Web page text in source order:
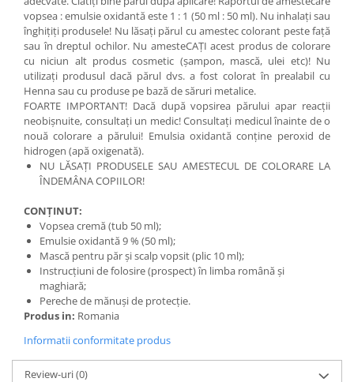
vopsea : emulsie oxidantă este 1 : 1 (50 ml : 50 ml). Nu inhalaţi sau
înghiţiţi produsele! Nu lăsaţi părul cu amestec colorant peste faţă
sau în dreptul ochilor. Nu amesteCAȚI acest produs de colorare
cu niciun alt produs cosmetic (şampon, mască, ulei etc)! Nu
utilizaţi produsul dacă părul dvs. a fost colorat în prealabil cu
Henna sau cu produse pe bază de săruri metalice.
FOARTE IMPORTANT! Dacă după vopsirea părului apar reacţii
neobișnuite, consultați un medic! Consultaţi medicul înainte de o
nouă colorare a părului! Emulsia oxidantă conţine peroxid de
hidrogen (apă oxigenată).
NU LĂSAŢI PRODUSELE SAU AMESTECUL DE COLORARE LA
ÎNDEMÂNA COPIILOR!
CONȚINUT:
Vopsea cremă (tub 50 ml);
Emulsie oxidantă 9 % (50 ml);
Mască pentru păr și scalp vopsit (plic 10 ml);
Instrucţiuni de folosire (prospect) în limba română şi
maghiară;
Pereche de mănuşi de protecţie.
Produs in: Romania
Informatii conformitate produs
Review-uri(0)